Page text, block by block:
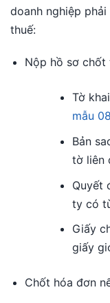
doanh nghiệp
thuế:
Nộp hồ sơ chốt
Tờ
mẫu
Bản
tờ liên
Quyết
ty có
Giấy
giấy
Chốt hóa đơn